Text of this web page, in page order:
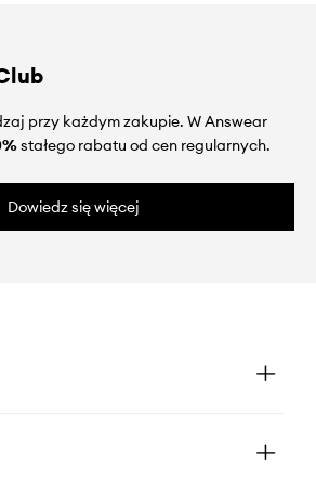
przy każdym zakupie. W Answear
stałego rabatu od cen regularnych.
Dowiedz się więcej